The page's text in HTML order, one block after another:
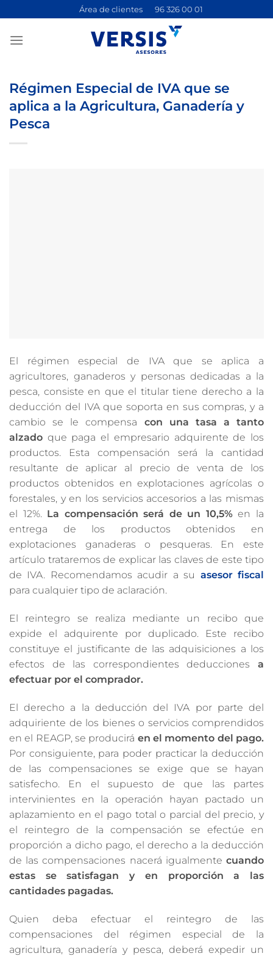
contenido
Área de clientes 96 326 00 01
Régimen Especial de IVA que se
aplica a la Agricultura, Ganadería y
Pesca
El régimen especial de IVA que se aplica a
agricultores, ganaderos y personas dedicadas a la
pesca, consiste en que el titular tiene derecho a la
deducción del IVA que soporta en sus compras, y a
cambio se le compensa con una tasa a tanto
alzado que paga el empresario adquirente de los
productos. Esta compensación será la cantidad
resultante de aplicar al precio de venta de los
productos obtenidos en explotaciones agrícolas o
forestales, y en los servicios accesorios a las mismas
el 12%. La compensación será de un 10,5%en la
entrega de los productos obtenidos en
explotaciones ganaderas o pesqueras. En este
artículo trataremos de explicar las claves de este tipo
de IVA. Recomendamos acudir a su asesor fiscal
para cualquier tipo de aclaración.
El reintegro se realiza mediante un recibo que
expide el adquirente por duplicado. Este recibo
constituye el justificante de las adquisiciones a los
efectos de las correspondientes deducciones a
efectuar por el comprador.
El derecho a la deducción del IVA por parte del
adquiriente de los bienes o servicios comprendidos
en el REAGP, se producirá en el momento del pago.
Por consiguiente, para poder practicar la deducción
de las compensaciones se exige que se hayan
satisfecho. En el supuesto de que las partes
intervinientes en la operación hayan pactado un
aplazamiento en el pago total o parcial del precio, y
el reintegro de la compensación se efectúe en
proporción a dicho pago, el derecho a la deducción
de las compensaciones nacerá igualmente cuando
estas se satisfagan y en proporción a las
cantidades pagadas.
Quien deba efectuar el reintegro de las
compensaciones del régimen especial de la
agricultura, ganadería y pesca, deberá expedir un